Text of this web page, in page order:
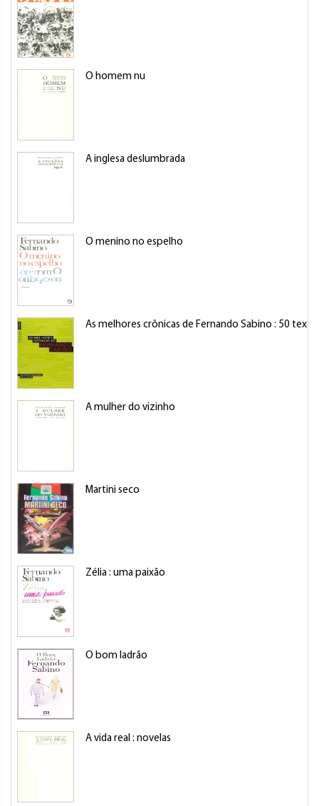
O homem nu
A inglesa deslumbrada
O menino no espelho
As melhores crônicas de Fernando Sabino : 50
A mulher do vizinho
Martini seco
Zélia : uma paixão
O bom ladrão
A vida real : novelas